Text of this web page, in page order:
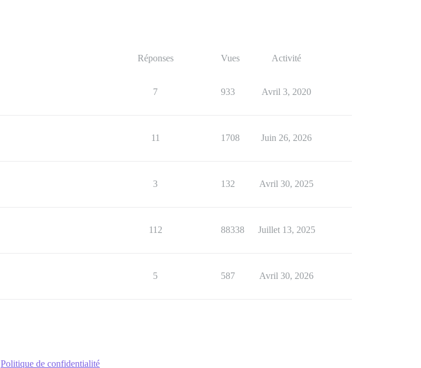
Réponses Vues Activité
7 933 Avril 3, 2020
11 1708 Juin 26, 2026
3 132 Avril 30, 2025
112 88338 Juillet 13, 2025
5 587 Avril 30, 2026
Politique de confidentialité